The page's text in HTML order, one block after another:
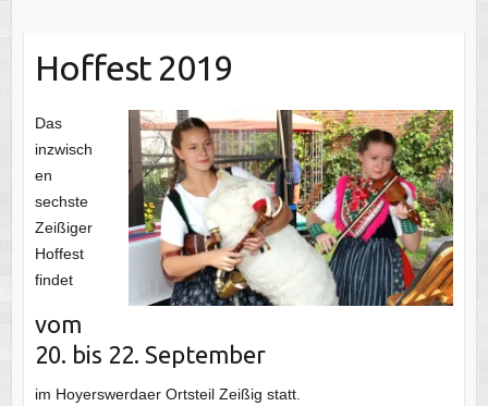
Hoffest 2019
Das
inzwisch
en
sechste
Zeißiger
Hoffest
findet
vom
20. bis 22. September
im Hoyerswerdaer Ortsteil Zeißig statt.